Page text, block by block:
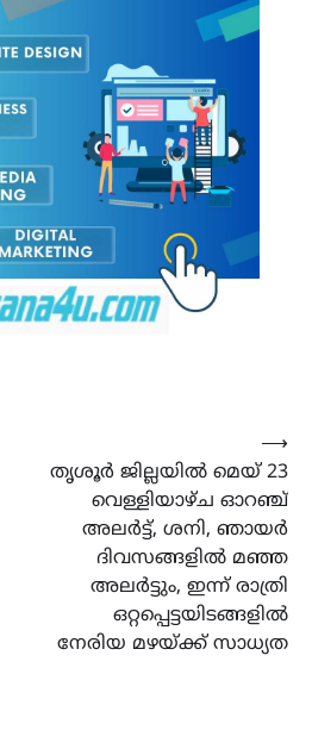
തൃശൂർ ജില്ലയിൽ മെയ് 23
വെള്ളിയാഴ്ച ഓറഞ്ച്
അലർട്ട്, ശനി, ഞായർ
ദിവസങ്ങളിൽ മഞ്ഞ
അലർട്ടും, ഇന്ന് രാത്രി
ഒറ്റപ്പെട്ടയിടങ്ങളിൽ
നേരിയ മഴയ്ക്ക്‌ സാധ്യത
⟶